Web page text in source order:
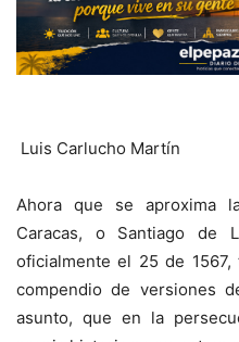
Luis Carlucho Martín
Ahora que se aproxima
Caracas, o Santiago de
oficialmente el 25 de
compendio de versiones
asunto, que en la